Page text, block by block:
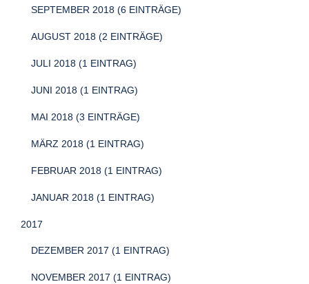
SEPTEMBER 2018 (6 EINTRÄGE)
AUGUST 2018 (2 EINTRÄGE)
JULI 2018 (1 EINTRAG)
JUNI 2018 (1 EINTRAG)
MAI 2018 (3 EINTRÄGE)
MÄRZ 2018 (1 EINTRAG)
FEBRUAR 2018 (1 EINTRAG)
JANUAR 2018 (1 EINTRAG)
2017
DEZEMBER 2017 (1 EINTRAG)
NOVEMBER 2017 (1 EINTRAG)